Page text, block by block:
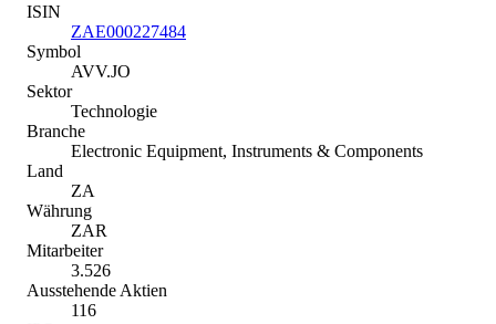
ISIN
ZAE000227484
Symbol
AVV.JO
Sektor
Technologie
Branche
Electronic Equipment, Instruments & Components
Land
ZA
Währung
ZAR
Mitarbeiter
3.526
Ausstehende Aktien
116